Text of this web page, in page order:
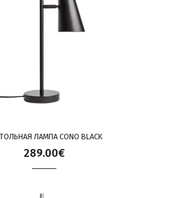
ЛАМПА CONO BLACK
289.00€